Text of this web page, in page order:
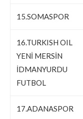
15.SOMASPOR
16.TURKISH OIL
YENİ MERSİN
İDMANYURDU
FUTBOL
17.ADANASPOR